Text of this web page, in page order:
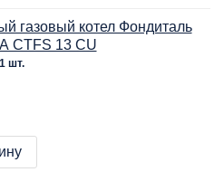
газовый котел Фондиталь
CTFS 13 CU
шт.